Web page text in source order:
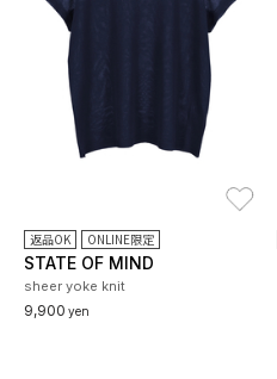
返品OK ONLINE限定
STATE OF MIND
sheer yoke knit
9,900 yen